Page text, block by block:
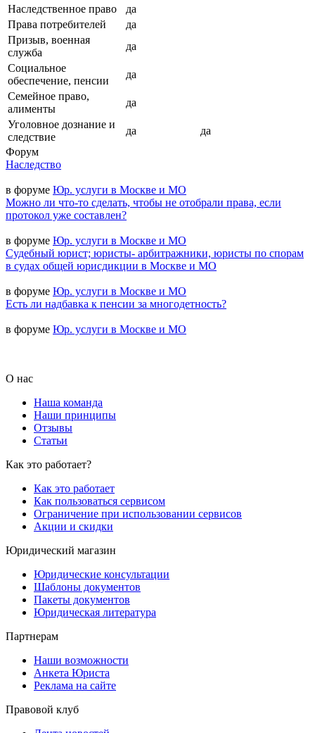
Наследственное право
да
Права потребителей
да
Призыв, военная
служба
да
Социальное
обеспечение, пенсии
да
Семейное право,
алименты
да
Уголовное дознание и
следствие
да
да
Форум
Наследство
в форуме Юр. услуги в Москве и МО
Можно ли что-то сделать, чтобы не отобрали права, если
протокол уже составлен?
в форуме Юр. услуги в Москве и МО
Судебный юрист; юристы- арбитражники, юристы по спорам
в судах общей юрисдикции в Москве и МО
в форуме Юр. услуги в Москве и МО
Есть ли надбавка к пенсии за многодетность?
в форуме Юр. услуги в Москве и МО
О нас
Наша команда
Наши принципы
Отзывы
Статьи
Как это работает?
Как это работает
Как пользоваться сервисом
Ограничение при использовании сервисов
Акции и скидки
Юридический магазин
Юридические консультации
Шаблоны документов
Пакеты документов
Юридическая литература
Партнерам
Наши возможности
Анкета Юриста
Реклама на сайте
Правовой клуб